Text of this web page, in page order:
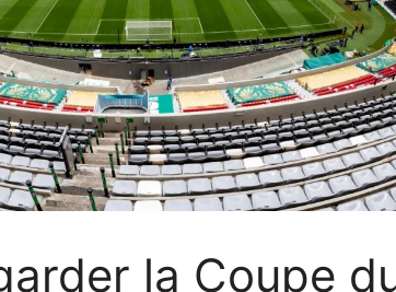
la Coupe